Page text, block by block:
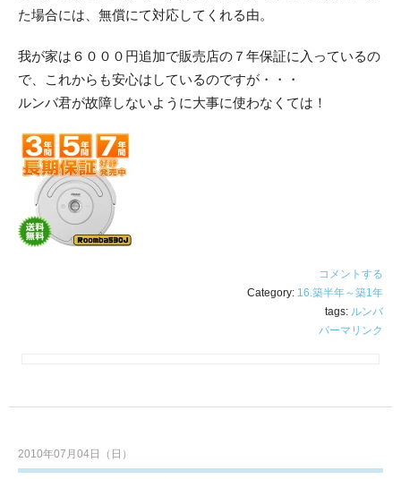
た場合には、無償にて対応してくれる由。
我が家は６０００円追加で販売店の７年保証に入っているの
で、これからも安心はしているのですが・・・
ルンバ君が故障しないように大事に使わなくては！
コメントする
Category: 16.築半年～築1年
tags: ルンバ
パーマリンク
2010年07月04日（日）